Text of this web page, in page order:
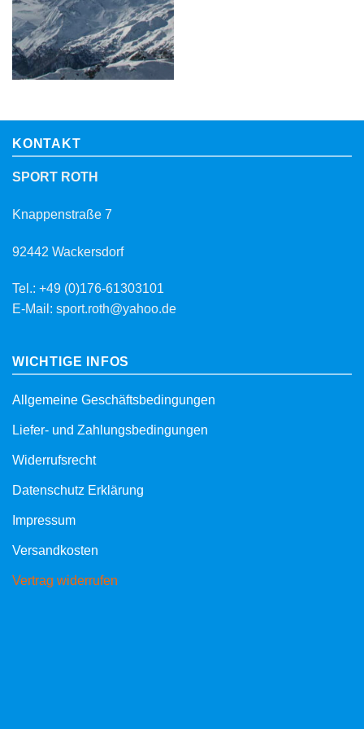
KONTAKT
SPORT ROTH
Knappenstraße 7
92442 Wackersdorf
Tel.: +49 (0)176-61303101
E-Mail: sport.roth@yahoo.de
WICHTIGE INFOS
Allgemeine Geschäftsbedingungen
Liefer- und Zahlungsbedingungen
Widerrufsrecht
Datenschutz Erklärung
Impressum
Versandkosten
Vertrag widerrufen